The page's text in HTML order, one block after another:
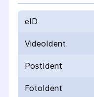
eID
VideoIdent
PostIdent
FotoIdent